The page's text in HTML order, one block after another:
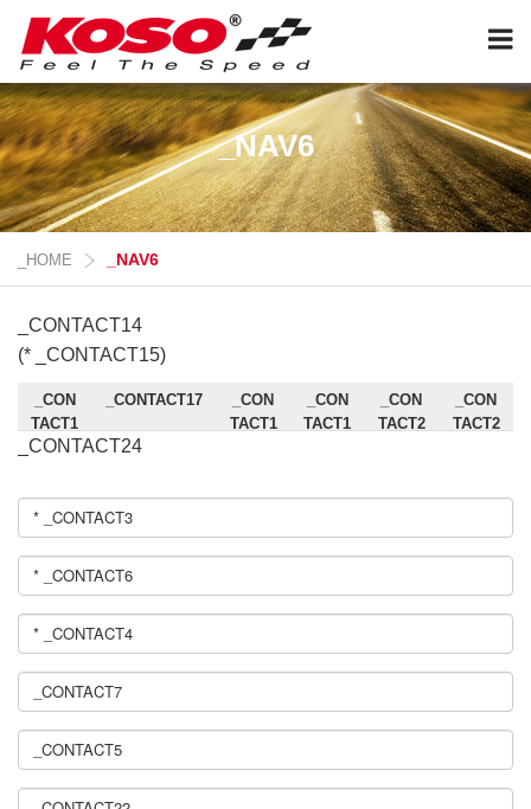
_NAV6
_HOME _NAV6
_CONTACT14
(* _CONTACT15)
_CON
TACT1
6
_CONTACT17
_CON
TACT1
_CON
TACT1
_CON
TACT2
_CON
TACT2
_CONTACT24